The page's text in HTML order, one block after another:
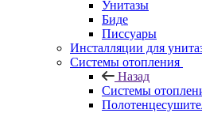
Унитазы
Биде
Писсуары
Инсталляции для
Системы отопления
Назад
Системы